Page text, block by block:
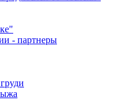
- партнеры